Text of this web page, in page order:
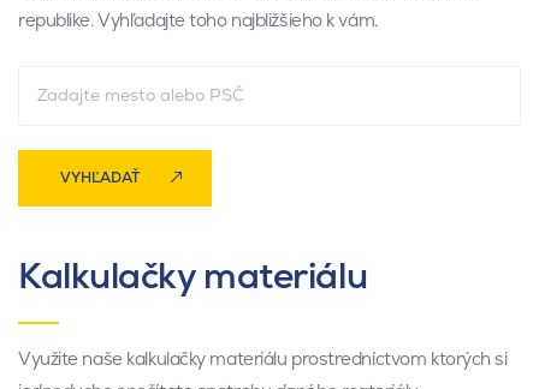
republike. Vyhľadajte toho najbližšieho k vám.
VYHĽADAŤ
Kalkulačky materiálu
Využite naše kalkulačky materiálu prostredníctvom ktorých si